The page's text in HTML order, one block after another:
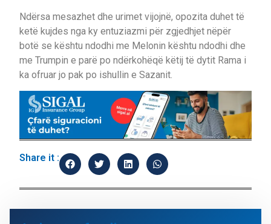
Ndërsa mesazhet dhe urimet vijojnë, opozita duhet të
ketë kujdes nga ky entuziazmi për zgjedhjet nëpër
botë se kështu ndodhi me Melonin kështu ndodhi dhe
me Trumpin e parë po ndërkohëqë këtij të dytit Rama i
ka ofruar jo pak po ishullin e Sazanit.
Share it :